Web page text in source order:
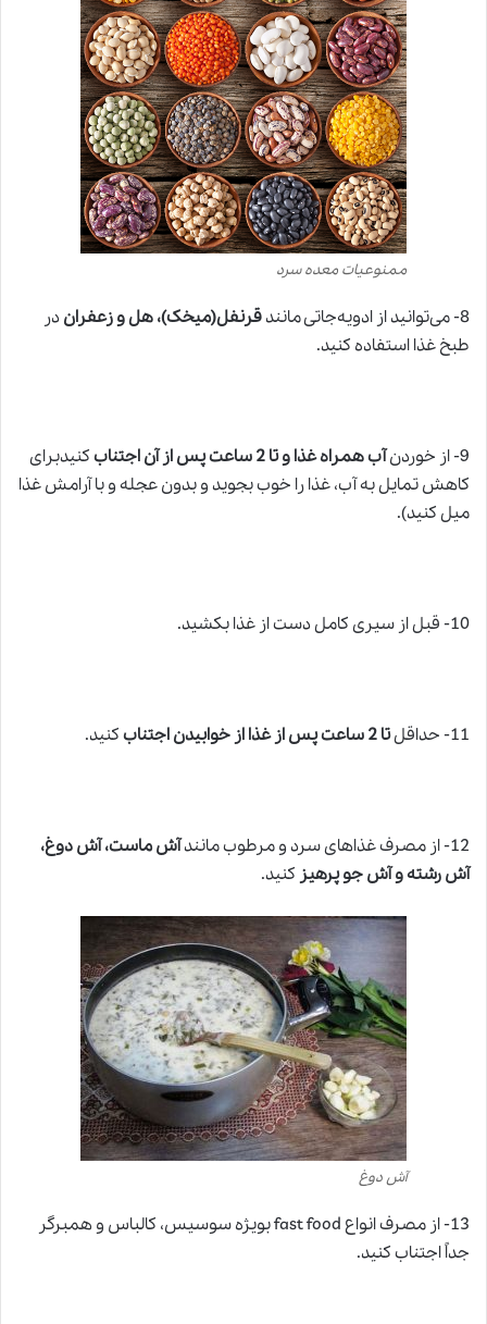
ممنوعیات معده سرد
8- می‌توانید از ادویه‌جاتی مانند قرنفل(میخک)، هل و زعفراندر
طبخ غذا استفاده کنید.
9- از خوردن آب همراه غذا و تا 2 ساعت پس از آن اجتناب
کنیدبرای
کاهش تمایل به آب، غذا را خوب بجوید و بدون عجله و با آرامش غذا
میل کنید).
10- قبل از سیری کامل دست از غذا بکشید.
11- حداقل تا 2 ساعت پس از غذا از خوابیدن اجتناب کنید.
12- از مصرف غذاهای سرد و مرطوب مانند
آش ماست، آش دوغ،
آش رشته و آش جو پرهیز کنید.
آش دوغ
13- از مصرف انواع fast food بویژه سوسیس، کالباس و همبرگر
جداً اجتناب کنید.